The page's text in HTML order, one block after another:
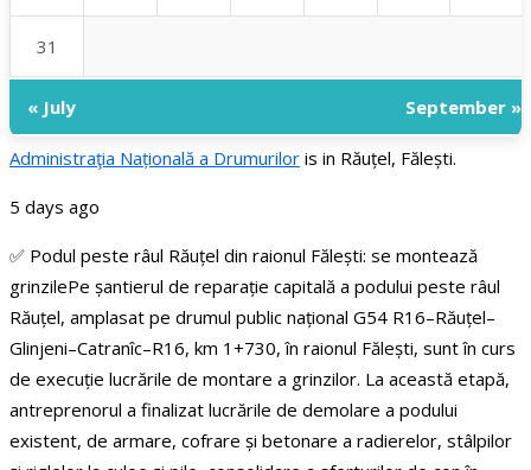
31
« July September »
Administraţia Națională a Drumurilor is in Răuțel, Fălești.
5 days ago
✅ Podul peste râul Răuțel din raionul Fălești: se montează
grinzilePe șantierul de reparație capitală a podului peste râul
Răuțel, amplasat pe drumul public național G54 R16–Răuțel–
Glinjeni–Catranîc–R16, km 1+730, în raionul Fălești, sunt în curs
de execuție lucrările de montare a grinzilor. La această etapă,
antreprenorul a finalizat lucrările de demolare a podului
existent, de armare, cofrare și betonare a radierelor, stâlpilor